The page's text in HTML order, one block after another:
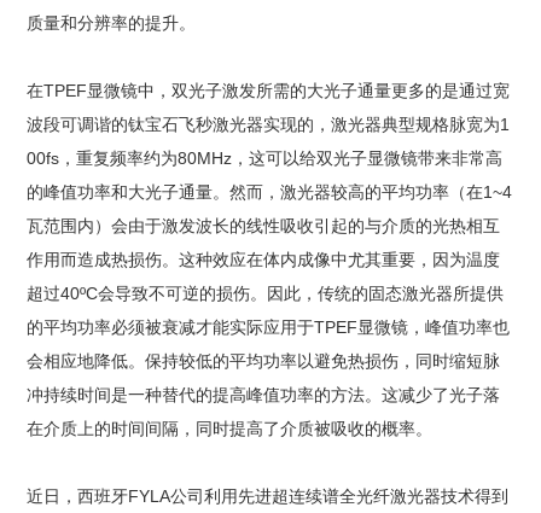
质量和分辨率的提升。
在TPEF显微镜中，双光子激发所需的大光子通量更多的是通过宽
波段可调谐的钛宝石飞秒激光器实现的，激光器典型规格脉宽为1
00fs，重复频率约为80MHz，这可以给双光子显微镜带来非常高
的峰值功率和大光子通量。然而，激光器较高的平均功率（在1~4
瓦范围内）会由于激发波长的线性吸收引起的与介质的光热相互
作用而造成热损伤。这种效应在体内成像中尤其重要，因为温度
超过40ºC会导致不可逆的损伤。因此，传统的固态激光器所提供
的平均功率必须被衰减才能实际应用于TPEF显微镜，峰值功率也
会相应地降低。保持较低的平均功率以避免热损伤，同时缩短脉
冲持续时间是一种替代的提高峰值功率的方法。这减少了光子落
在介质上的时间间隔，同时提高了介质被吸收的概率。
近日，西班牙FYLA公司利用先进超连续谱全光纤激光器技术得到